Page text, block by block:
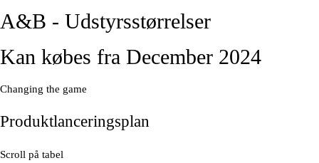
A&B - Udstyrsstørrelser
Kan købes fra December 2024
Changing the game
Produktlanceringsplan
Scroll på tabel